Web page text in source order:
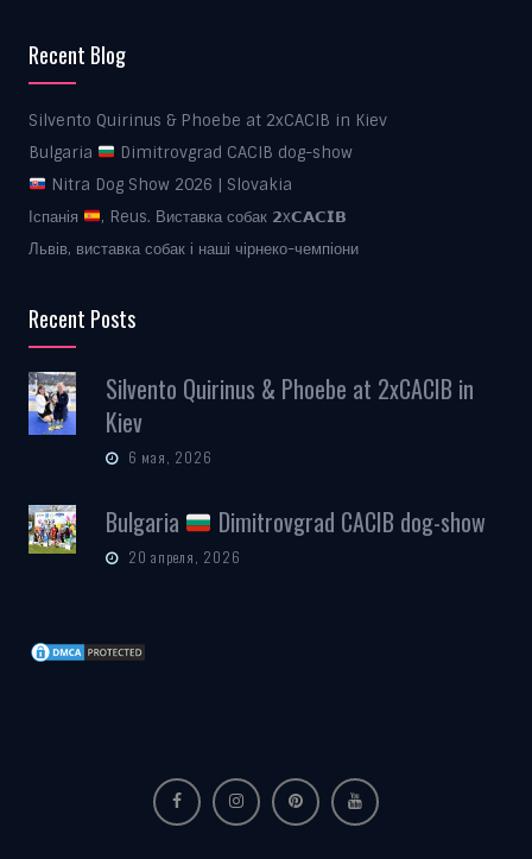
Recent Blog
Silvento Quirinus & Phoebe at 2xCACIB in Kiev
Bulgaria
Dimitrovgrad CACIB dog-show
Nitra Dog Show 2026 | Slovakia
Іспанія
, Reus. Виставка собак 𝟮x𝗖𝗔𝗖𝗜𝗕
Львів, виставка собак і наші чірнеко-чемпіони
Recent Posts
Silvento Quirinus & Phoebe at 2xCACIB in
Kiev
6 мая, 2026
Bulgaria Dimitrovgrad CACIB dog-show
20 апреля, 2026